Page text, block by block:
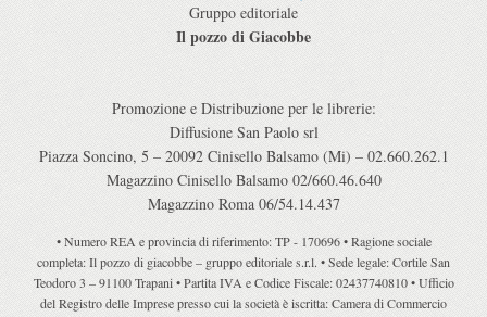
Gruppo editoriale
Il pozzo di Giacobbe
Promozione e Distribuzione per le librerie:
Diffusione San Paolo srl
Piazza Soncino, 5 – 20092 Cinisello Balsamo (Mi) – 02.660.262.1
Magazzino Cinisello Balsamo 02/660.46.640
Magazzino Roma 06/54.14.437
• Numero REA e provincia di riferimento: TP - 170696 • Ragione sociale
completa: Il pozzo di giacobbe – gruppo editoriale s.r.l. • Sede legale: Cortile San
Teodoro 3 – 91100 Trapani • Partita IVA e Codice Fiscale: 02437740810 • Ufficio
del Registro delle Imprese presso cui la società è iscritta: Camera di Commercio